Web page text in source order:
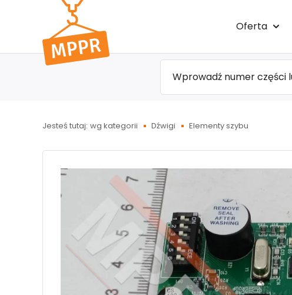
do menu
głównego
Oferta
Jesteś tutaj: wg kategorii Dźwigi Elementy szybu